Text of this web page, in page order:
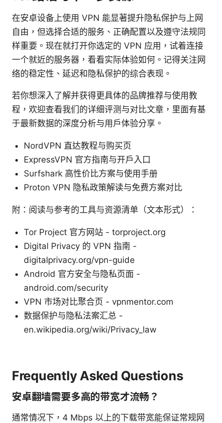
在安卓设备上使用 VPN 能显著提升隐私保护与上网
自由，但选择合适的服务、正确配置以及遵守法规同
样重要。现在就打开你选定的 VPN 应用，试着连接
一个就近的服务器，看看实际体验如何。记得关注网
络的稳定性、延迟和隐私保护的综合表现。
若你想深入了解并获得更具体的品牌推荐与使用教
程，欢迎查看我们的详细评测与对比文章，里面有基
于最新数据的深度分析与用户体验分享。
NordVPN 直达教程与购买页
ExpressVPN 官方指南与开户入口
Surfshark 高性价比方案与使用手册
Proton VPN 隐私政策解读与免费方案对比
附：阅读与参考的工具与资源清单（文本形式）：
Tor Project 官方网站 - torproject.org
Digital Privacy 的 VPN 指南 -
digitalprivacy.org/vpn-guide
Android 官方安全与隐私页面 -
android.com/security
VPN 市场对比聚合页 - vpnmentor.com
数据保护与隐私法案汇总 -
en.wikipedia.org/wiki/Privacy_law
Frequently Asked Questions
安卓翻墙需要多高的带宽才流畅？
通常情况下，4 Mbps 以上的下载带宽能保证常规网